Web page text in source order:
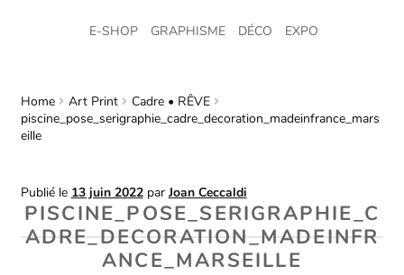
E-SHOP GRAPHISME DÉCO EXPO
Home Art Print
Cadre • RÊVE
piscine_pose_serigraphie_cadre_decoration_madeinfrance_mars
eille
Publié le 13 juin 2022 parJoan Ceccaldi
PISCINE_POSE_SERIGRAPHIE_C
ADRE_DECORATION_MADEINFR
ANCE_MARSEILLE